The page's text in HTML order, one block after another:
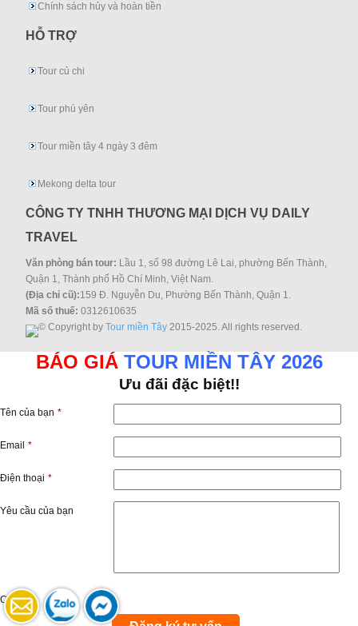
Chính sách hủy và hoàn tiền
HỖ TRỢ
Tour củ chi
Tour phú yên
Tour miền tây 4 ngày 3 đêm
Mekong delta tour
CÔNG TY TNHH THƯƠNG MẠI DỊCH VỤ DAILY
TRAVEL
Văn phòng bán tour: Lầu 1, số 98 đường Lê Lai, phường Bến Thành,
Quận 1, Thành phố Hồ Chí Minh, Việt Nam.
(Địa chỉ cũ):159 Đ. Nguyễn Du, Phường Bến Thành, Quận 1.
Mã số thuế: 0312610635
© Copyright byTour miền Tây 2015-2025. All rights reserved.
BÁO GIÁ TOUR MIỀN TÂY 2026
Ưu đãi đặc biệt!!
Tên của bạn *
Email *
Điện thoại *
Yêu cầu của bạn
Captcha